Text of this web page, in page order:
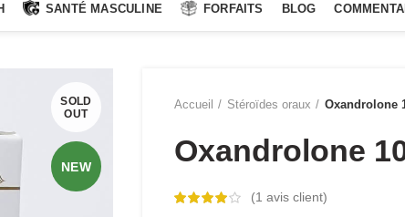
SANTÉ MASCULINE FORFAITS BLOG
SOLD
OUT
NEW
Accueil Stéroïdes oraux Oxandrolone
Oxandrolone
(1 avis client)